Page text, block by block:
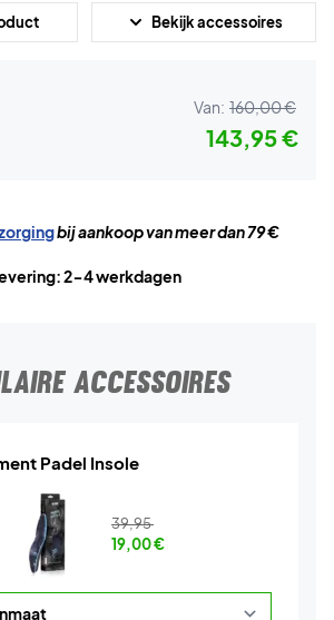
Bekijk accessoires
Van: 160,00 €
143,95 €
bij aankoop van meer dan 79 €
2-4 werkdagen
ACCESSOIRES
Padel Insole
39,95
19,00€